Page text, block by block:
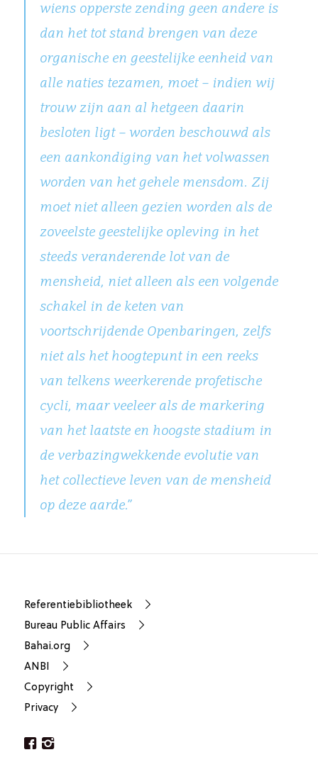
wiens opperste zending geen andere is
dan het tot stand brengen van deze
organische en geestelijke eenheid van
alle naties tezamen, moet – indien wij
trouw zijn aan al hetgeen daarin
besloten ligt – worden beschouwd als
een aankondiging van het volwassen
worden van het gehele mensdom. Zij
moet niet alleen gezien worden als de
zoveelste geestelijke opleving in het
steeds veranderende lot van de
mensheid, niet alleen als een volgende
schakel in de keten van
voortschrijdende Openbaringen, zelfs
niet als het hoogtepunt in een reeks
van telkens weerkerende profetische
cycli, maar veeleer als de markering
van het laatste en hoogste stadium in
de verbazingwekkende evolutie van
het collectieve leven van de mensheid
op deze aarde.”
Referentiebibliotheek
Bureau Public Affairs
Bahai.org
ANBI
Copyright
Privacy